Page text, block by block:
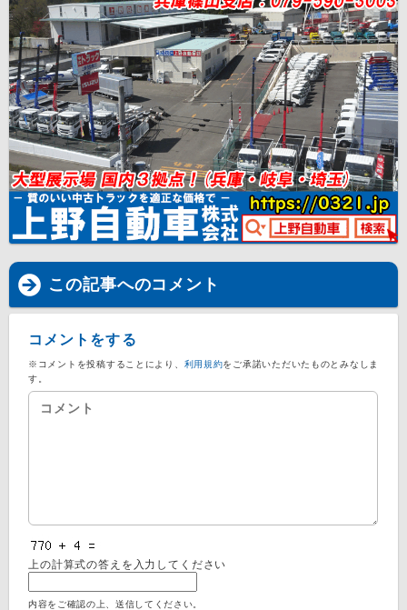
この記事へのコメント
コメントをする
※コメントを投稿することにより、 利用規約をご承諾いただいたものとみなしま
す。
上の計算式の答えを入力してください
内容をご確認の上、送信してください。